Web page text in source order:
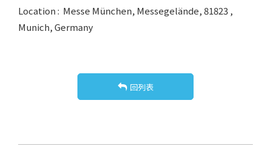
Location : Messe München, Messegelände, 81823 ,
Munich, Germany
回列表